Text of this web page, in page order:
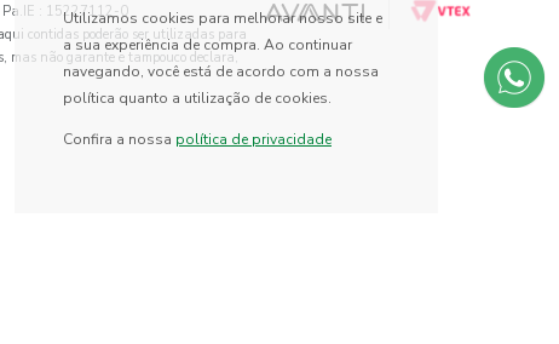
Pa.IE : 15227112-0
contidas poderão ser utilizadas para
mas não garante e tampouco declara,
Utilizamos cookies para melhorar nosso site e
a sua experiência de compra. Ao continuar
navegando, você está de acordo com a nossa
política quanto a utilização de cookies.
Confira a nossa política de privacidade